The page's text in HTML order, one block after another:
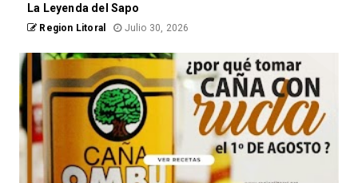
La Leyenda del Sapo
Region Litoral Julio 30, 2026